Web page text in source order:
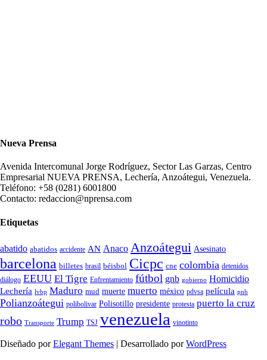
Nueva Prensa
Avenida Intercomunal Jorge Rodríguez, Sector Las Garzas, Centro
Empresarial NUEVA PRENSA, Lechería, Anzoátegui, Venezuela.
Teléfono: +58 (0281) 6001800
Contacto: redaccion@nprensa.com
Etiquetas
abatido abatidos accidente AN Anaco Anzoátegui Asesinato
barcelona billetes brasil béisbol Cicpc cne colombia detenidos
diálogo EEUU El Tigre Enfrentamiento fútbol gnb gobierno Homicidio
Lechería lvbp Maduro mud muerte muerto méxico pdvsa película pnb
Polianzoátegui polibolivar Polisotillo presidente protesta puerto la cruz
robo Transporte Trump TSJ venezuela vinotinto
Diseñado porElegant Themes | Desarrollado porWordPress